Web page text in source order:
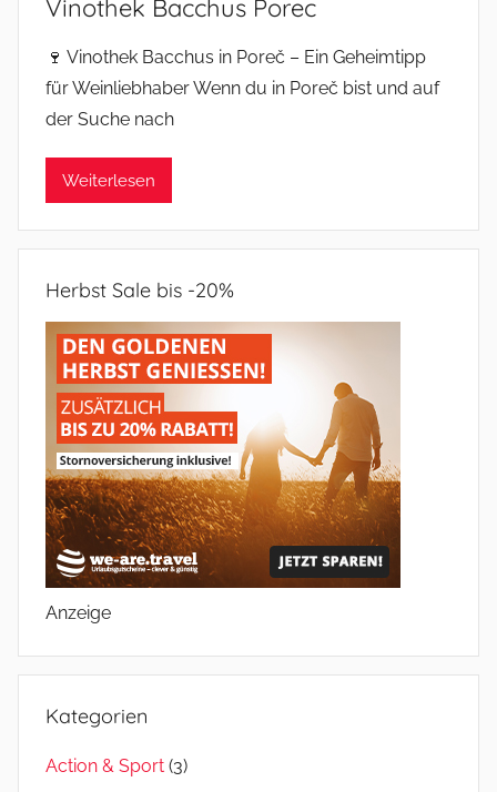
Vinothek Bacchus Porec
🍷 Vinothek Bacchus in Poreč – Ein Geheimtipp
für Weinliebhaber Wenn du in Poreč bist und auf
der Suche nach
Weiterlesen
Herbst Sale bis -20%
Anzeige
Kategorien
Action & Sport (3)